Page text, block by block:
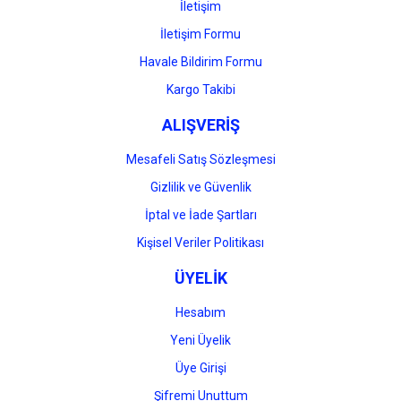
Gönder
İletişim
İletişim Formu
Havale Bildirim Formu
Kargo Takibi
ALIŞVERİŞ
Mesafeli Satış Sözleşmesi
Gizlilik ve Güvenlik
İptal ve İade Şartları
Kişisel Veriler Politikası
ÜYELİK
Hesabım
Yeni Üyelik
Üye Girişi
Şifremi Unuttum